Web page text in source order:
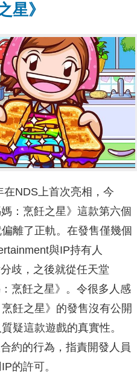
星》
在NDS上首次亮相，今
：烹飪之星》這款第六個
離了正軌。在發售僅幾個
與IP持有人
歧，之後就從任天堂
烹飪之星》。令很多人感
飪之星》的發售沒有公開
疑這款遊戲的真實性。
約的行為，指責開發人員
的許可。